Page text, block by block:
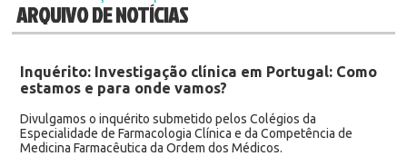
ARQUIVO DE NOTÍCIAS
Inquérito: Investigação clínica em Portugal: Como
estamos e para onde vamos?
Divulgamos o inquérito submetido pelos Colégios da
Especialidade de Farmacologia Clínica e da Competência de
Medicina Farmacêutica da Ordem dos Médicos.